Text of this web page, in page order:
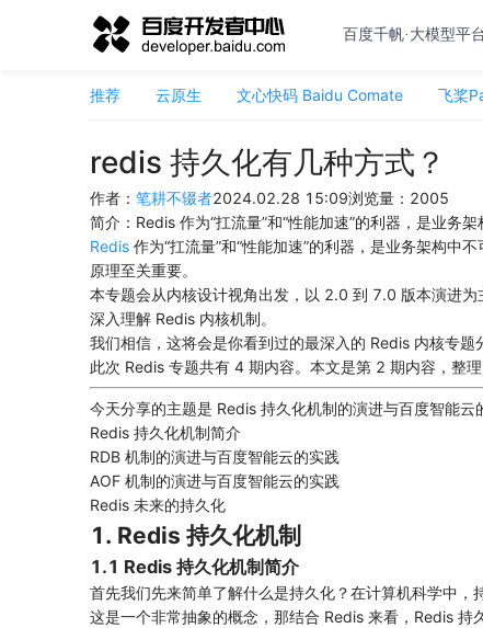
百度千帆·大模型平
推荐 云原生 文心快码 Baidu Comate 飞桨
redis 持久化有几种方式？
作者： 笔耕不辍者2024.02.28 15:09浏览量： 2005
简介： Redis 作为“扛流量”和“性能加速”的利器，是业务架
Redis 作为“扛流量”和“性能加速”的利器，是业务架构中
原理至关重要。
本专题会从内核设计视角出发，以 2.0 到 7.0 版本演进
深入理解 Redis 内核机制。
我们相信，这将会是你看到过的最深入的 Redis 内核专题
此次 Redis 专题共有 4 期内容。本文是第 2 期内容，整
今天分享的主题是 Redis 持久化机制的演进与百度智能云
Redis 持久化机制简介
RDB 机制的演进与百度智能云的实践
AOF 机制的演进与百度智能云的实践
Redis 未来的持久化
1. Redis 持久化机制
1.1 Redis 持久化机制简介
首先我们先来简单了解什么是持久化？在计算机科学中
这是一个非常抽象的概念，那结合 Redis 来看，Redis